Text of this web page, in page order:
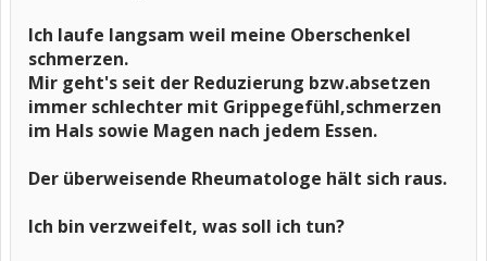
Ich laufe langsam weil meine Oberschenkel
schmerzen.
Mir geht's seit der Reduzierung bzw.absetzen
immer schlechter mit Grippegefühl,schmerzen
im Hals sowie Magen nach jedem Essen.
Der überweisende Rheumatologe hält sich raus.
Ich bin verzweifelt, was soll ich tun?